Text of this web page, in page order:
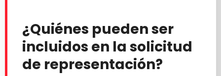
¿Quiénes pueden ser
incluidos en la solicitud
de representación?